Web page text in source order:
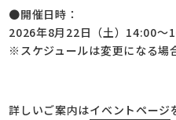
●開催日時：
2026年8月22日（土）14:00～
※スケジュールは変更になる場
詳しいご案内はイベントページ